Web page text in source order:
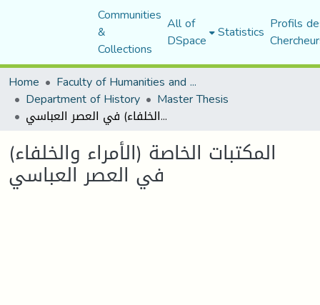
Communities
&
Collections
All of
DSpace Statistics Profils
Home
Faculty of Humanities and Social Sciences
Department of History Master Thesis
المكتبات الخاصة (الأمراء والخلفاء) في العصر العباسي
المكتبات الخاصة (الأمراء والخلفاء)
في العصر العباسي